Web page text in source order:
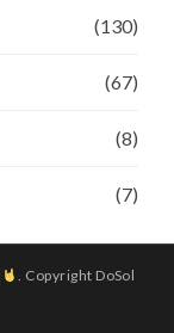
(130)
(67)
(8)
(7)
. Copyright DoSol